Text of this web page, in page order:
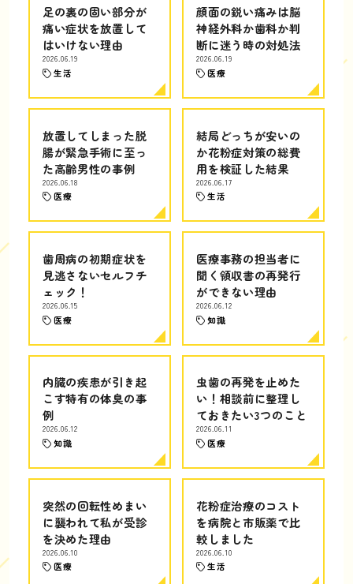
足の裏の固い部分が
痛い症状を放置して
はいけない理由
2026.06.19
生活
顔面の鋭い痛みは脳
神経外科か歯科か判
断に迷う時の対処法
2026.06.19
医療
放置してしまった脱
腸が緊急手術に至っ
た高齢男性の事例
2026.06.18
医療
結局どっちが安いの
か花粉症対策の総費
用を検証した結果
2026.06.17
生活
歯周病の初期症状を
見逃さないセルフチ
ェック！
2026.06.15
医療
医療事務の担当者に
聞く領収書の再発行
ができない理由
2026.06.12
知識
内臓の疾患が引き起
こす特有の体臭の事
例
2026.06.12
知識
虫歯の再発を止めた
い！相談前に整理し
ておきたい3つのこと
2026.06.11
医療
突然の回転性めまい
に襲われて私が受診
を決めた理由
2026.06.10
医療
花粉症治療のコスト
を病院と市販薬で比
較しました
2026.06.10
生活